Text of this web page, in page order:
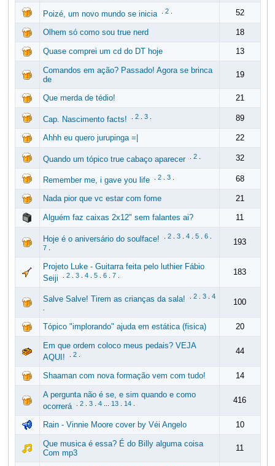
Poizé, um novo mundo se inicia 2. 52
Olhem só como sou true nerd 18
Quase comprei um cd do DT hoje 13
Comandos em ação? Passado! Agora se brinca
de
19
Que merda de tédio! 21
Cap. Nascimento facts! 2. 3. 89
Ahhh eu quero jurupinga =| 22
Quando um tópico true cabaço aparecer 2. 32
Remember me, i gave you life 2. 3. 68
Nada pior que vc estar com fome 21
Alguém faz caixas 2x12" sem falantes ai? 11
Hoje é o aniversário do soulface! 2. 3. 4. 5. 6.
7.
193
Projeto Luke - Guitarra feita pelo luthier Fábio
Seiji
2. 3. 4. 5. 6. 7. 183
Salve Salve! Tirem as crianças da sala! 2. 3. 4
100
Tópico "implorando" ajuda em estática (fisica) 20
Em que ordem coloco meus pedais? VEJA
AQUI!
2. 44
Shaaman com nova formação vem com tudo! 14
A pergunta não é se, e sim quando e como
ocorrerá
2. 3. 4... 13. 14. 416
Rain - Vinnie Moore cover by Véi Angelo 10
Que musica é essa? É do Billy alguma coisa
Com mp3
11